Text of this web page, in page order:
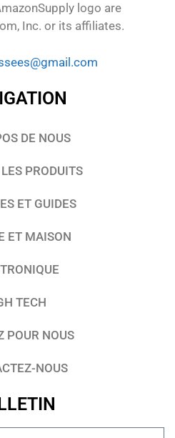
logo are
Inc. or its affiliates.
DE NOUS
PRODUITS
ET GUIDES
ET MAISON
TECH
POUR NOUS
NOUS